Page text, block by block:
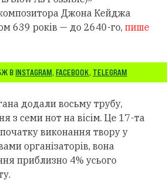
Джона Кейджа
639 років — до 2640-го, пише
В INSTAGRAM, FACEBOOK, TELEGRAM
додали восьму трубу,
з семи нот на вісім. Це 17-та
виконання твору у
організаторів, вона
приблизно 4% усього